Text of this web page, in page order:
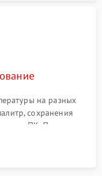
на разных
сохранения
на ПК. Проверка
качества.